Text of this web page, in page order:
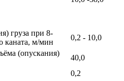
груза при 8-
каната, м/мин
0,2 - 10,0
(опускания)
40,0
0,2